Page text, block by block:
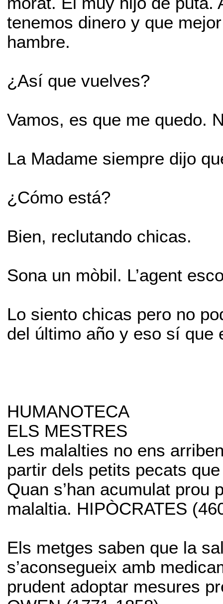
tenemos dinero y que
hambre.
¿Así que vuelves?
Vamos, es que me quedo.
La Madame siempre dijo
¿Cómo está?
Bien, reclutando chicas.
Sona un mòbil. L’agent
Lo siento chicas pero no
del último año y eso sí que
HUMANOTECA
ELS MESTRES
Les malalties no ens
partir dels petits pecats
Quan s’han acumulat prou
malaltia. HIPÒCRATES
Els metges saben que la
s’aconsegueix amb
prudent adoptar mesures